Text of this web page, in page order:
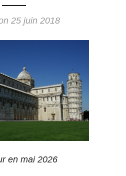
25 juin 2018
en mai 2026